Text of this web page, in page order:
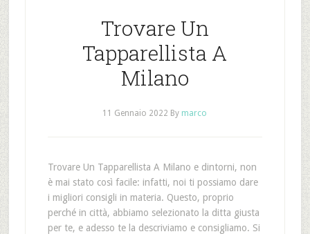
Trovare Un
Tapparellista A
Milano
11 Gennaio 2022 By marco
Trovare Un Tapparellista A Milano e dintorni, non
è mai stato così facile: infatti, noi ti possiamo dare
i migliori consigli in materia. Questo, proprio
perché in città, abbiamo selezionato la ditta giusta
per te, e adesso te la descriviamo e consigliamo. Si